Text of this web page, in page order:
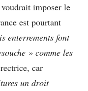
imposer le
est pourtant
enterrements font
» comme les
car
un droit